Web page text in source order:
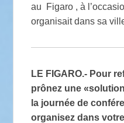
au Figaro , à
organisait dans sa
LE FIGARO.- Pour
prônez une
la journée de
organisez dans